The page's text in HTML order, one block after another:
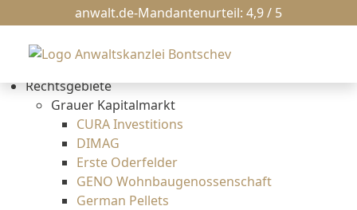
Kanzlei
Erbrecht
Bankrecht
Rechtsgebiete
Grauer Kapitalmarkt
CURA Investitions
DIMAG
Erste Oderfelder
GENO Wohnbaugenossenschaft
German Pellets
anwalt.de-Mandantenurteil: 4,9 / 5